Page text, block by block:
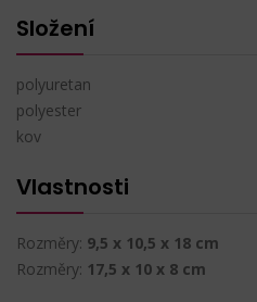
Složení
polyuretan
polyester
kov
Vlastnosti
Rozměry: 9,5 x 10,5 x 18 cm
Rozměry: 17,5 x 10 x 8 cm